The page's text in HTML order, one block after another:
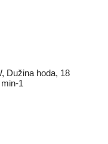
Dužina hoda, 18
1